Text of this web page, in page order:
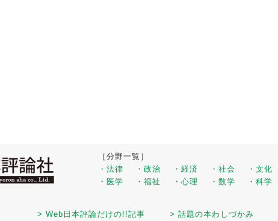
［分野一覧］
・法律
・政治 ・経済 ・社会 ・文化
・医学
・福祉 ・心理 ・数学 ・科学
> Web日本評論だけの!!記事 > 話題の本わしづかみ